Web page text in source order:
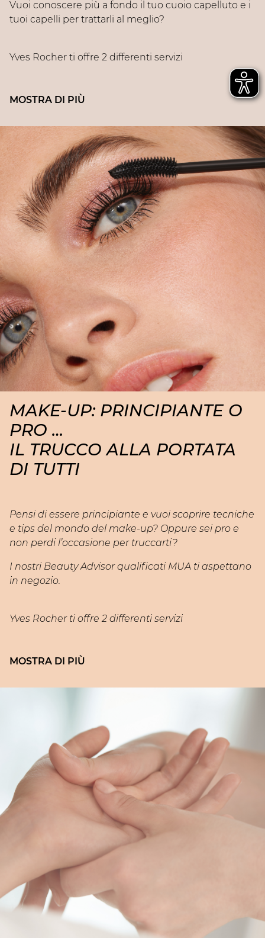
Vuoi conoscere più a fondo il tuo cuoio capelluto e i
tuoi capelli per trattarli al meglio?
Yves Rocher ti offre 2 differenti servizi
approfondita con l’aiuto dei nostri Beauty
Advisor, per identificare il rituale haircare più
adatto ai tuoi bisogni .
Servizio gratuito di 10 minuti, disponibile in tutti gli
store.
TECH HAIRDIAG:i nostri Hair Expert ti
offriranno un check-up completo di cuoio
capelluto e fibra capillare, eseguito con
Microcamera, per definire la tua routine
haircare personalizzata.
Servizio gratuito di circa 20 minuti, disponibile in
Beauty Atelier selezionati.
Vuoi contattare il tuo Beauty Atelier per conoscere il
calendario eventi?
CLICCA QUI
MAKE-UP: PRINCIPIANTE O
PRO …
IL TRUCCO ALLA PORTATA
DI TUTTI
Pensi di essere principiante e vuoi scoprire tecniche
e tips del mondo del make-up? Oppure sei pro e
non perdi l’occasione per truccarti?
I nostri Beauty Advisor qualificati MUA ti aspettano
in negozio.
Yves Rocher ti offre 2 differenti servizi
FLASH MAKE-UP:
MAKE-UP TIPS:special sessions in cui i nostri
Expert avranno il piacere di condividere con te
consigli, tips e modalità di applicazione, in linea
con la stagione e i trend del momento .
Servizio gratuito di 10 minuti, disponibile in Beauty
Atelier selezionati.
Vuoi contattare il tuo Beauty Atelier per conoscere il
calendario eventi?
CLICCA QUI